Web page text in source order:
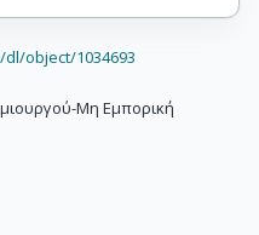
object/1034693
Μη Εμπορική